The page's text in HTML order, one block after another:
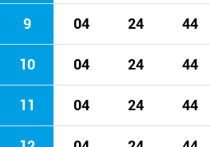
9 04 24 44
10 04 24 44
11 04 24 44